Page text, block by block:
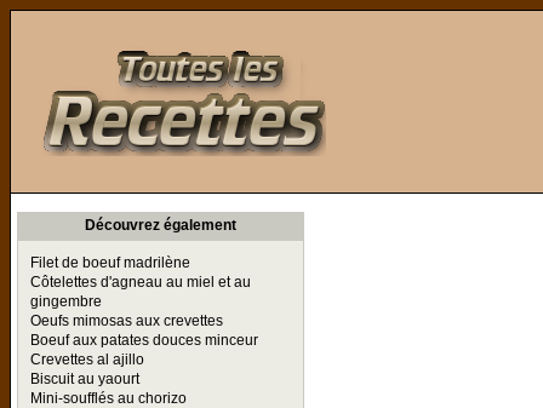
Découvrez également
Filet de boeuf madrilène
Côtelettes d'agneau au miel et au
gingembre
Oeufs mimosas aux crevettes
Boeuf aux patates douces minceur
Crevettes al ajillo
Biscuit au yaourt
Mini-soufflés au chorizo